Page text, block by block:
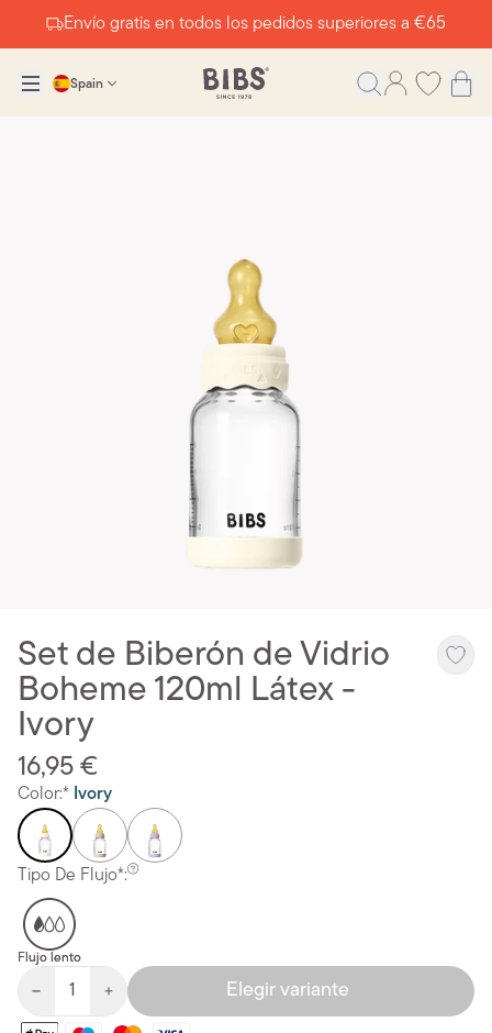
Envío gratis en todos los pedidos superiores a €65
Spain
Set de Biberón de Vidrio
Boheme 120ml Látex -
Ivory
16,95 €
Color:* Ivory
Tipo De Flujo*:
Flujo lento
Elegir variante